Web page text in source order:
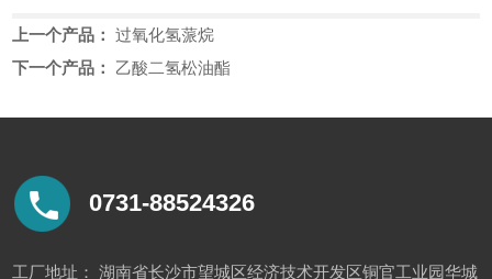
上一个产品：过氧化氢蒎烷
下一个产品： 乙酸二氢松油酯
0731-88524326
工厂地址： 湖南省长沙市望城区经济技术开发区铜官工业园华城